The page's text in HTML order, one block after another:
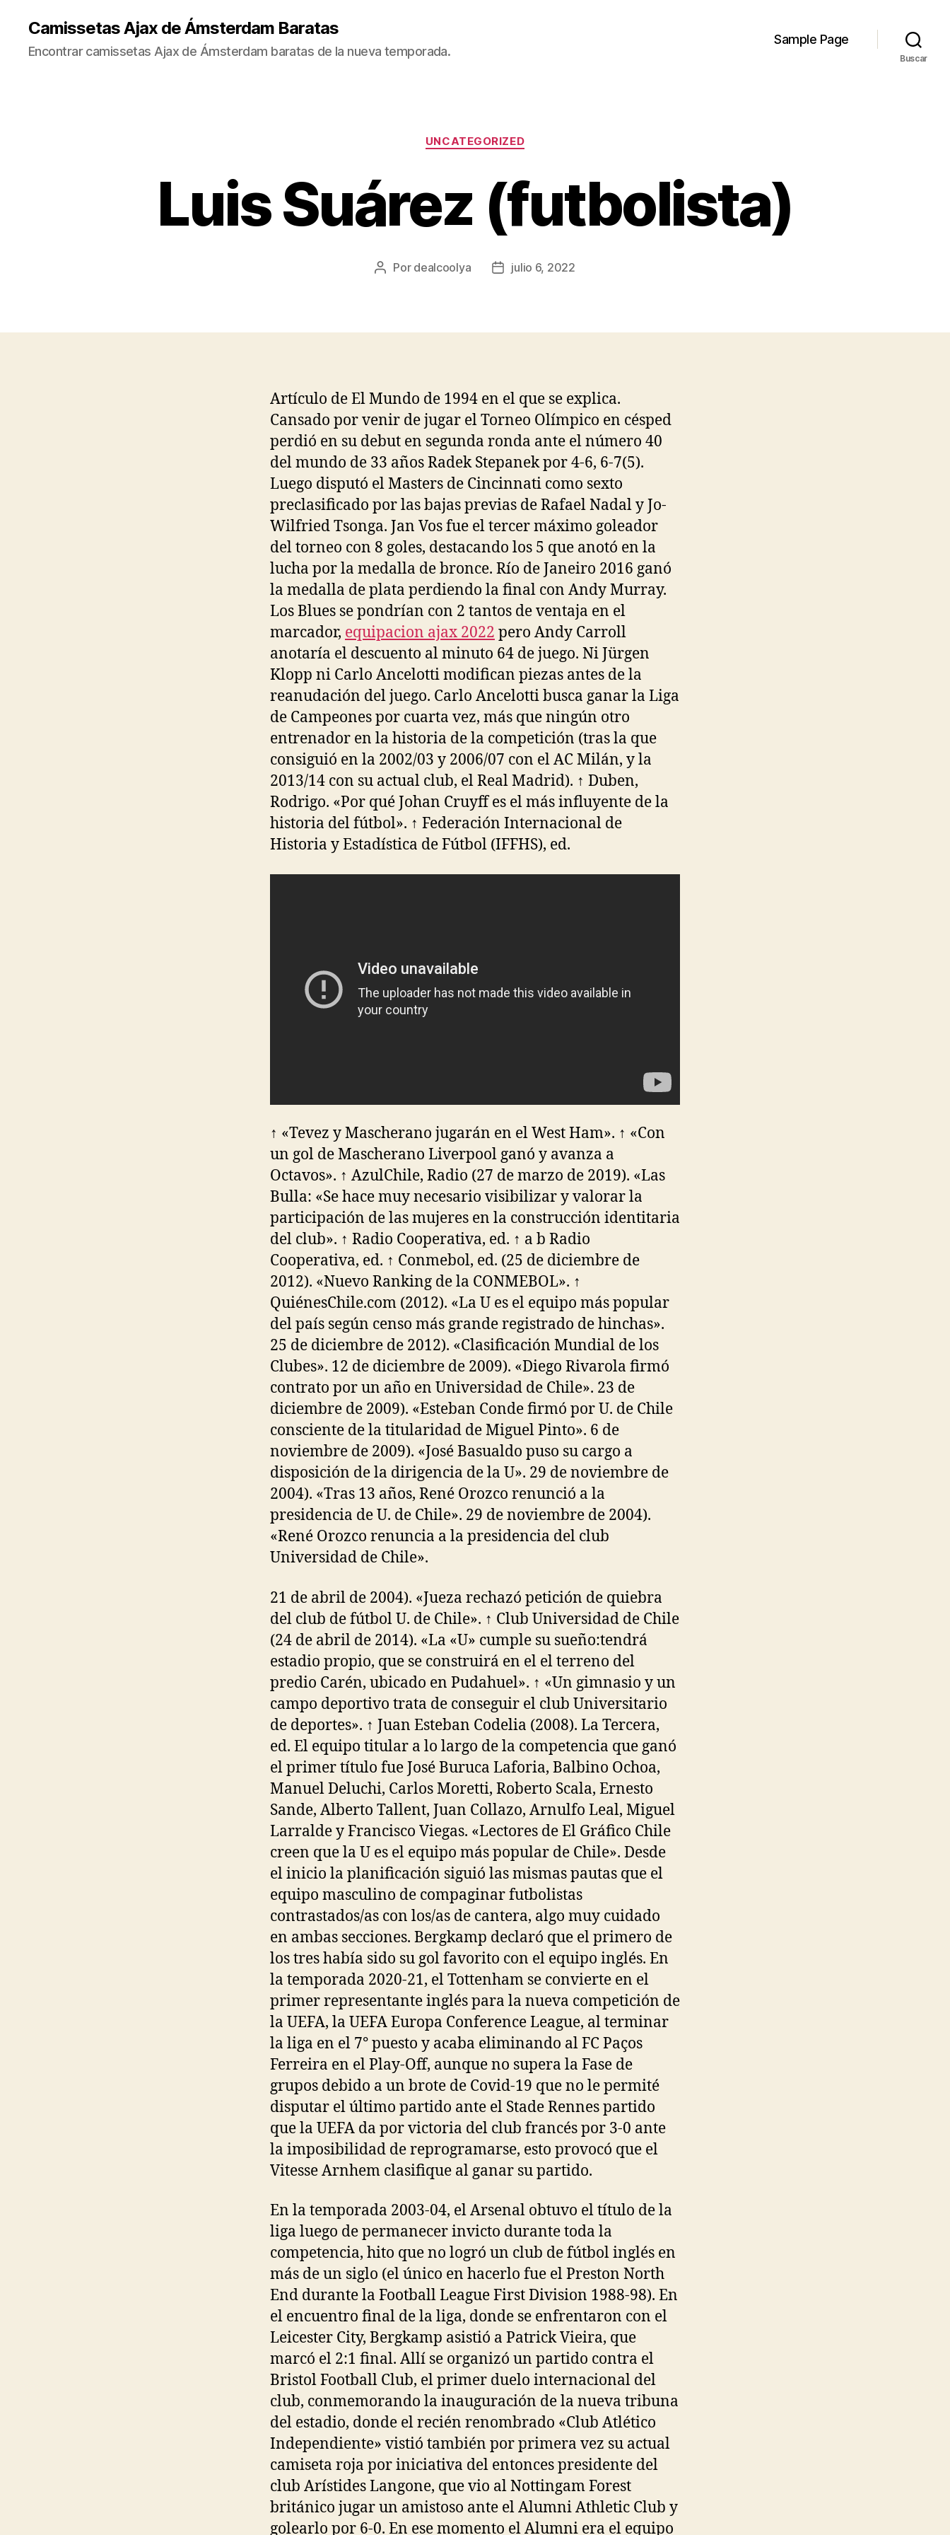
Camissetas Ajax de Ámsterdam Baratas
Encontrar camissetas Ajax de Ámsterdam baratas de la nueva temporada.
Sample Page
Buscar
Categorías
UNCATEGORIZED
Luis Suárez (futbolista)
Autor
Por dealcoolya
Fechajulio 6, 2022
Artículo de El Mundo de 1994 en el que se explica.
Cansado por venir de jugar el Torneo Olímpico en césped
perdió en su debut en segunda ronda ante el número 40
del mundo de 33 años Radek Stepanek por 4-6, 6-7(5).
Luego disputó el Masters de Cincinnati como sexto
preclasificado por las bajas previas de Rafael Nadal y Jo-
Wilfried Tsonga. Jan Vos fue el tercer máximo goleador
del torneo con 8 goles, destacando los 5 que anotó en la
lucha por la medalla de bronce. Río de Janeiro 2016 ganó
la medalla de plata perdiendo la final con Andy Murray.
Los Blues se pondrían con 2 tantos de ventaja en el
marcador, equipacion ajax 2022 pero Andy Carroll
anotaría el descuento al minuto 64 de juego. Ni Jürgen
Klopp ni Carlo Ancelotti modifican piezas antes de la
reanudación del juego. Carlo Ancelotti busca ganar la Liga
de Campeones por cuarta vez, más que ningún otro
entrenador en la historia de la competición (tras la que
consiguió en la 2002/03 y 2006/07 con el AC Milán, y la
2013/14 con su actual club, el Real Madrid). ↑ Duben,
Rodrigo. «Por qué Johan Cruyff es el más influyente de la
historia del fútbol». ↑ Federación Internacional de
Historia y Estadística de Fútbol (IFFHS), ed.
↑ «Tevez y Mascherano jugarán en el West Ham». ↑ «Con
un gol de Mascherano Liverpool ganó y avanza a
Octavos». ↑ AzulChile, Radio (27 de marzo de 2019). «Las
Bulla: «Se hace muy necesario visibilizar y valorar la
participación de las mujeres en la construcción identitaria
del club». ↑ Radio Cooperativa, ed. ↑ a b Radio
Cooperativa, ed. ↑ Conmebol, ed. (25 de diciembre de
2012). «Nuevo Ranking de la CONMEBOL». ↑
QuiénesChile.com (2012). «La U es el equipo más popular
del país según censo más grande registrado de hinchas».
25 de diciembre de 2012). «Clasificación Mundial de los
Clubes». 12 de diciembre de 2009). «Diego Rivarola firmó
contrato por un año en Universidad de Chile». 23 de
diciembre de 2009). «Esteban Conde firmó por U. de Chile
consciente de la titularidad de Miguel Pinto». 6 de
noviembre de 2009). «José Basualdo puso su cargo a
disposición de la dirigencia de la U». 29 de noviembre de
2004). «Tras 13 años, René Orozco renunció a la
presidencia de U. de Chile». 29 de noviembre de 2004).
«René Orozco renuncia a la presidencia del club
Universidad de Chile».
21 de abril de 2004). «Jueza rechazó petición de quiebra
del club de fútbol U. de Chile». ↑ Club Universidad de Chile
(24 de abril de 2014). «La «U» cumple su sueño:tendrá
estadio propio, que se construirá en el el terreno del
predio Carén, ubicado en Pudahuel». ↑ «Un gimnasio y un
campo deportivo trata de conseguir el club Universitario
de deportes». ↑ Juan Esteban Codelia (2008). La Tercera,
ed. El equipo titular a lo largo de la competencia que ganó
el primer título fue José Buruca Laforia, Balbino Ochoa,
Manuel Deluchi, Carlos Moretti, Roberto Scala, Ernesto
Sande, Alberto Tallent, Juan Collazo, Arnulfo Leal, Miguel
Larralde y Francisco Viegas. «Lectores de El Gráfico Chile
creen que la U es el equipo más popular de Chile». Desde
el inicio la planificación siguió las mismas pautas que el
equipo masculino de compaginar futbolistas
contrastados/as con los/as de cantera, algo muy cuidado
en ambas secciones. Bergkamp declaró que el primero de
los tres había sido su gol favorito con el equipo inglés. En
la temporada 2020-21, el Tottenham se convierte en el
primer representante inglés para la nueva competición de
la UEFA, la UEFA Europa Conference League, al terminar
la liga en el 7° puesto y acaba eliminando al FC Paços
Ferreira en el Play-Off, aunque no supera la Fase de
grupos debido a un brote de Covid-19 que no le permité
disputar el último partido ante el Stade Rennes partido
que la UEFA da por victoria del club francés por 3-0 ante
la imposibilidad de reprogramarse, esto provocó que el
Vitesse Arnhem clasifique al ganar su partido.
En la temporada 2003-04, el Arsenal obtuvo el título de la
liga luego de permanecer invicto durante toda la
competencia, hito que no logró un club de fútbol inglés en
más de un siglo (el único en hacerlo fue el Preston North
End durante la Football League First Division 1988-98). En
el encuentro final de la liga, donde se enfrentaron con el
Leicester City, Bergkamp asistió a Patrick Vieira, que
marcó el 2:1 final. Allí se organizó un partido contra el
Bristol Football Club, el primer duelo internacional del
club, conmemorando la inauguración de la nueva tribuna
del estadio, donde el recién renombrado «Club Atlético
Independiente» vistió también por primera vez su actual
camiseta roja por iniciativa del entonces presidente del
club Arístides Langone, que vio al Nottingam Forest
británico jugar un amistoso ante el Alumni Athletic Club y
golearlo por 6-0. En ese momento el Alumni era el equipo